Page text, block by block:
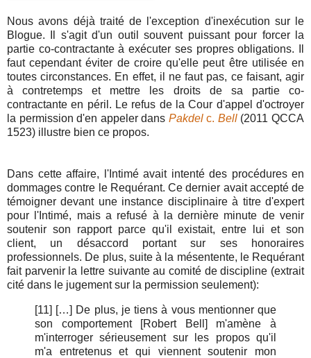
Nous avons déjà traité de l'exception d'inexécution sur le
Blogue. Il s'agit d'un outil souvent puissant pour forcer la
partie co-contractante à exécuter ses propres obligations. Il
faut cependant éviter de croire qu'elle peut être utilisée en
toutes circonstances. En effet, il ne faut pas, ce faisant, agir
à contretemps et mettre les droits de sa partie co-
contractante en péril. Le refus de la Cour d'appel d'octroyer
la permission d'en appeler dans Pakdelc. Bell(2011 QCCA
1523) illustre bien ce propos.
Dans cette affaire, l'Intimé avait intenté des procédures en
dommages contre le Requérant. Ce dernier avait accepté de
témoigner devant une instance disciplinaire à titre d'expert
pour l'Intimé, mais a refusé à la dernière minute de venir
soutenir son rapport parce qu'il existait, entre lui et son
client, un désaccord portant sur ses honoraires
professionnels. De plus, suite à la mésentente, le Requérant
fait parvenir la lettre suivante au comité de discipline (extrait
cité dans le jugement sur la permission seulement):
[11] […] De plus, je tiens à vous mentionner que
son comportement [Robert Bell] m'amène à
m'interroger sérieusement sur les propos qu'il
m'a entretenus et qui viennent soutenir mon